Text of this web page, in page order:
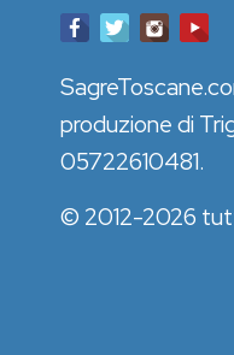
produzione di
05722610481.
© 2012-2026